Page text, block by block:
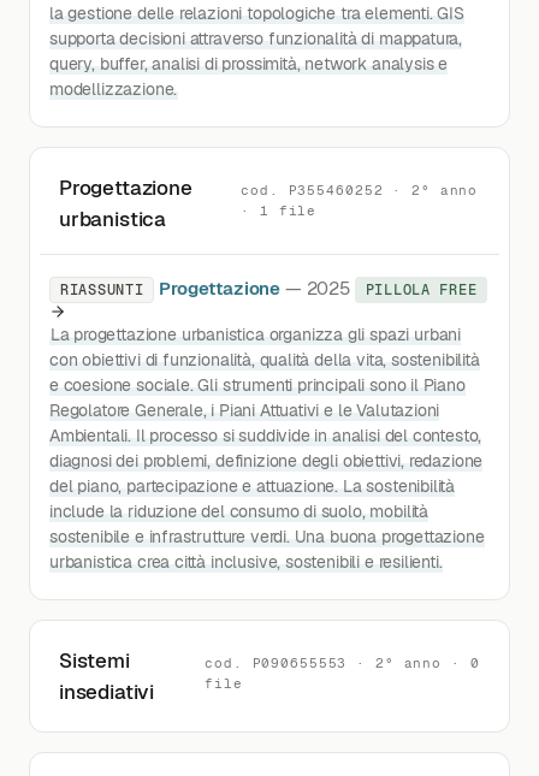
la gestione delle relazioni topologiche tra elementi. GIS
supporta decisioni attraverso funzionalità di mappatura,
query, buffer, analisi di prossimità, network analysis e
modellizzazione.
Progettazione
urbanistica
cod. P355460252 · 2° anno
· 1 file
RIASSUNTI Progettazione — 2025 PILLOLA FREE
La progettazione urbanistica organizza gli spazi urbani
con obiettivi di funzionalità, qualità della vita, sostenibilità
e coesione sociale. Gli strumenti principali sono il Piano
Regolatore Generale, i Piani Attuativi e le Valutazioni
Ambientali. Il processo si suddivide in analisi del contesto,
diagnosi dei problemi, definizione degli obiettivi, redazione
del piano, partecipazione e attuazione. La sostenibilità
include la riduzione del consumo di suolo, mobilità
sostenibile e infrastrutture verdi. Una buona progettazione
urbanistica crea città inclusive, sostenibili e resilienti.
Sistemi
insediativi
cod. P090655553 · 2° anno · 0
file